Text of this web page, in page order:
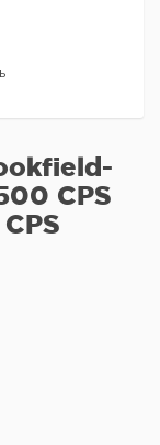
CPS